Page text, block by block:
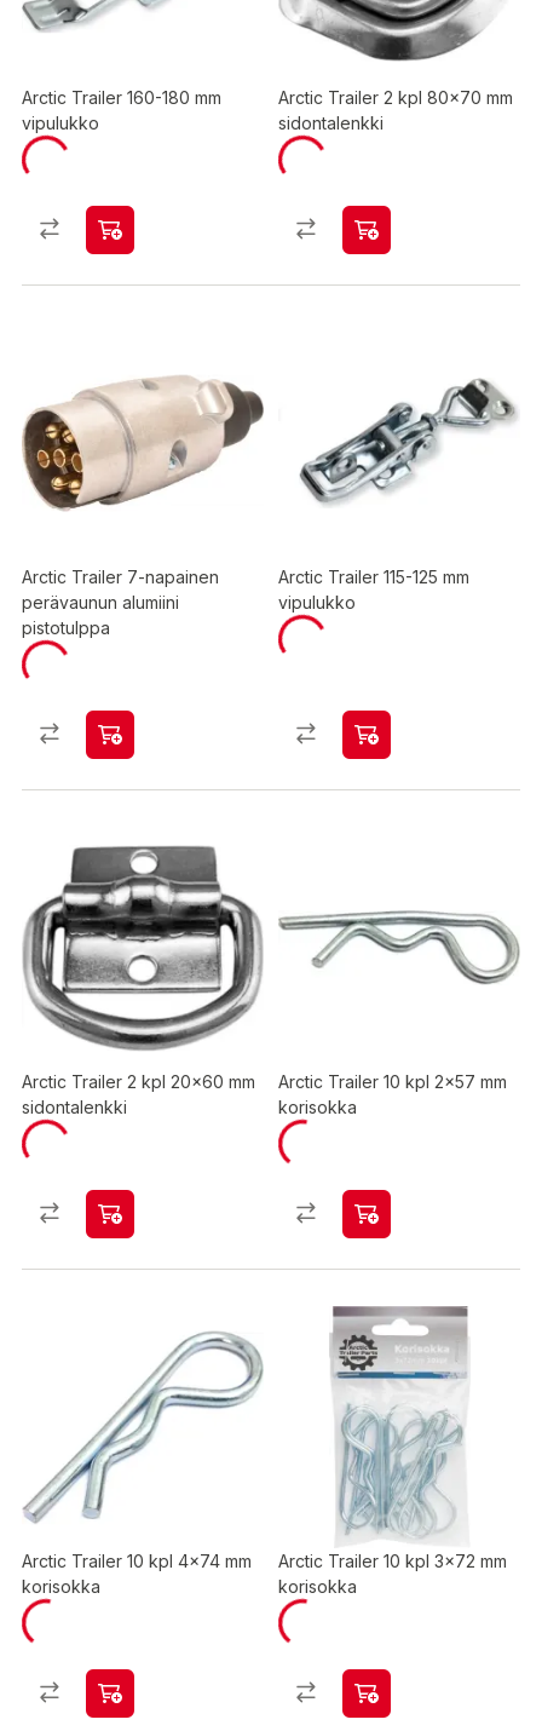
Arctic Trailer 160-180 mm
vipulukko
Arctic Trailer 2 kpl 80x70 mm
sidontalenkki
Arctic Trailer 7-napainen
perävaunun alumiini
pistotulppa
Arctic Trailer 115-125 mm
vipulukko
Arctic Trailer 2 kpl 20x60 mm
sidontalenkki
Arctic Trailer 10 kpl 2x57 mm
korisokka
Arctic Trailer 10 kpl 4x74 mm
korisokka
Arctic Trailer 10 kpl 3x72 mm
korisokka